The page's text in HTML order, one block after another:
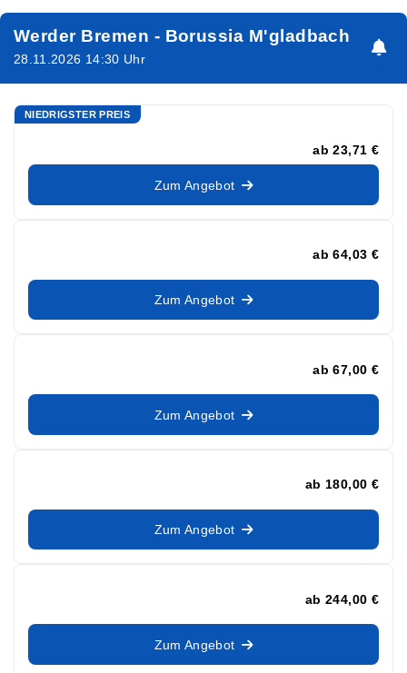
Werder Bremen - Borussia M'gladbach
28.11.2026 14:30 Uhr
NIEDRIGSTER PREIS
ab 23,71 €
Zum Angebot
ab 64,03 €
Zum Angebot
ab 67,00 €
Zum Angebot
ab 180,00 €
Zum Angebot
ab 244,00 €
Zum Angebot